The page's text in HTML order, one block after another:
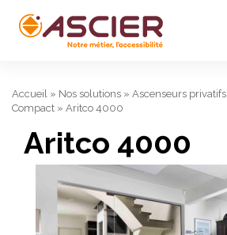
Accueil » Nos solutions » Ascenseurs privatifs
Compact » Aritco 4000
Aritco 4000